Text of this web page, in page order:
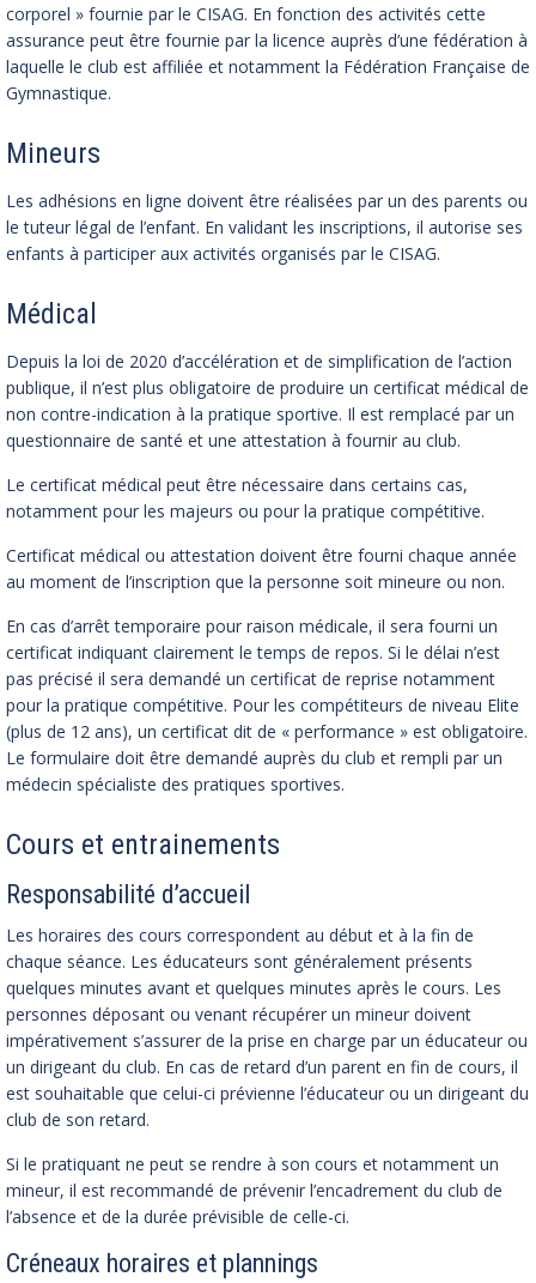
corporel » fournie par le CISAG. En fonction des activités cette
assurance peut être fournie par la licence auprès d’une fédération à
laquelle le club est affiliée et notamment la Fédération Française de
Gymnastique.
Mineurs
Les adhésions en ligne doivent être réalisées par un des parents ou
le tuteur légal de l’enfant. En validant les inscriptions, il autorise ses
enfants à participer aux activités organisés par le CISAG.
Médical
Depuis la loi de 2020 d’accélération et de simplification de l’action
publique, il n’est plus obligatoire de produire un certificat médical de
non contre-indication à la pratique sportive. Il est remplacé par un
questionnaire de santé et une attestation à fournir au club.
Le certificat médical peut être nécessaire dans certains cas,
notamment pour les majeurs ou pour la pratique compétitive.
Certificat médical ou attestation doivent être fourni chaque année
au moment de l’inscription que la personne soit mineure ou non.
En cas d’arrêt temporaire pour raison médicale, il sera fourni un
certificat indiquant clairement le temps de repos. Si le délai n’est
pas précisé il sera demandé un certificat de reprise notamment
pour la pratique compétitive. Pour les compétiteurs de niveau Elite
(plus de 12 ans), un certificat dit de « performance » est obligatoire.
Le formulaire doit être demandé auprès du club et rempli par un
médecin spécialiste des pratiques sportives.
Cours et entrainements
Responsabilité d’accueil
Les horaires des cours correspondent au début et à la fin de
chaque séance. Les éducateurs sont généralement présents
quelques minutes avant et quelques minutes après le cours. Les
personnes déposant ou venant récupérer un mineur doivent
impérativement s’assurer de la prise en charge par un éducateur ou
un dirigeant du club. En cas de retard d’un parent en fin de cours, il
est souhaitable que celui-ci prévienne l’éducateur ou un dirigeant du
club de son retard.
Si le pratiquant ne peut se rendre à son cours et notamment un
mineur, il est recommandé de prévenir l’encadrement du club de
l’absence et de la durée prévisible de celle-ci.
Créneaux horaires et plannings